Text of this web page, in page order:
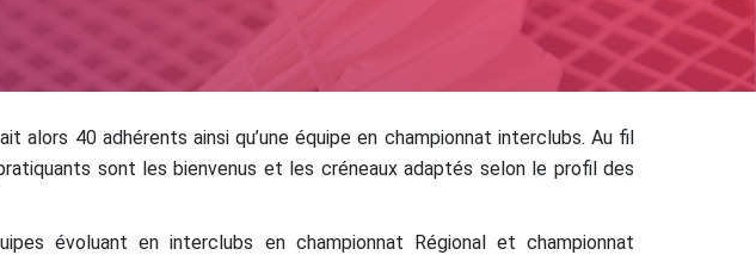
40 adhérents ainsi qu’une équipe en championnat interclubs. Au fil
sont les bienvenus et les créneaux adaptés selon le profil des
évoluant en interclubs en championnat Régional et championnat